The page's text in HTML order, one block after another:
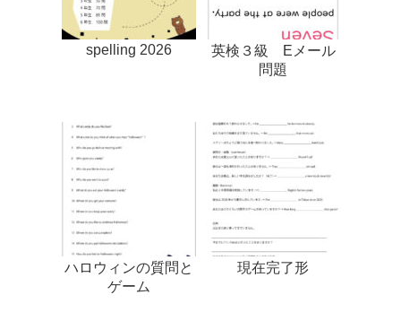
spelling 2026
英検３級 Eメール
問題
ハロウィンの質問と
ゲーム
現在完了形